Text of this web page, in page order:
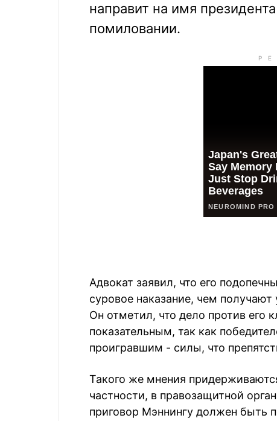
направит на имя
помиловании.
Адвокат заявил, что его
суровое наказание, чем
Он отметил, что дело против его
показательным, так как
проигравшим - силы, что
Такого же мнения
частности, в правозащитной
приговор Мэннингу должен быть